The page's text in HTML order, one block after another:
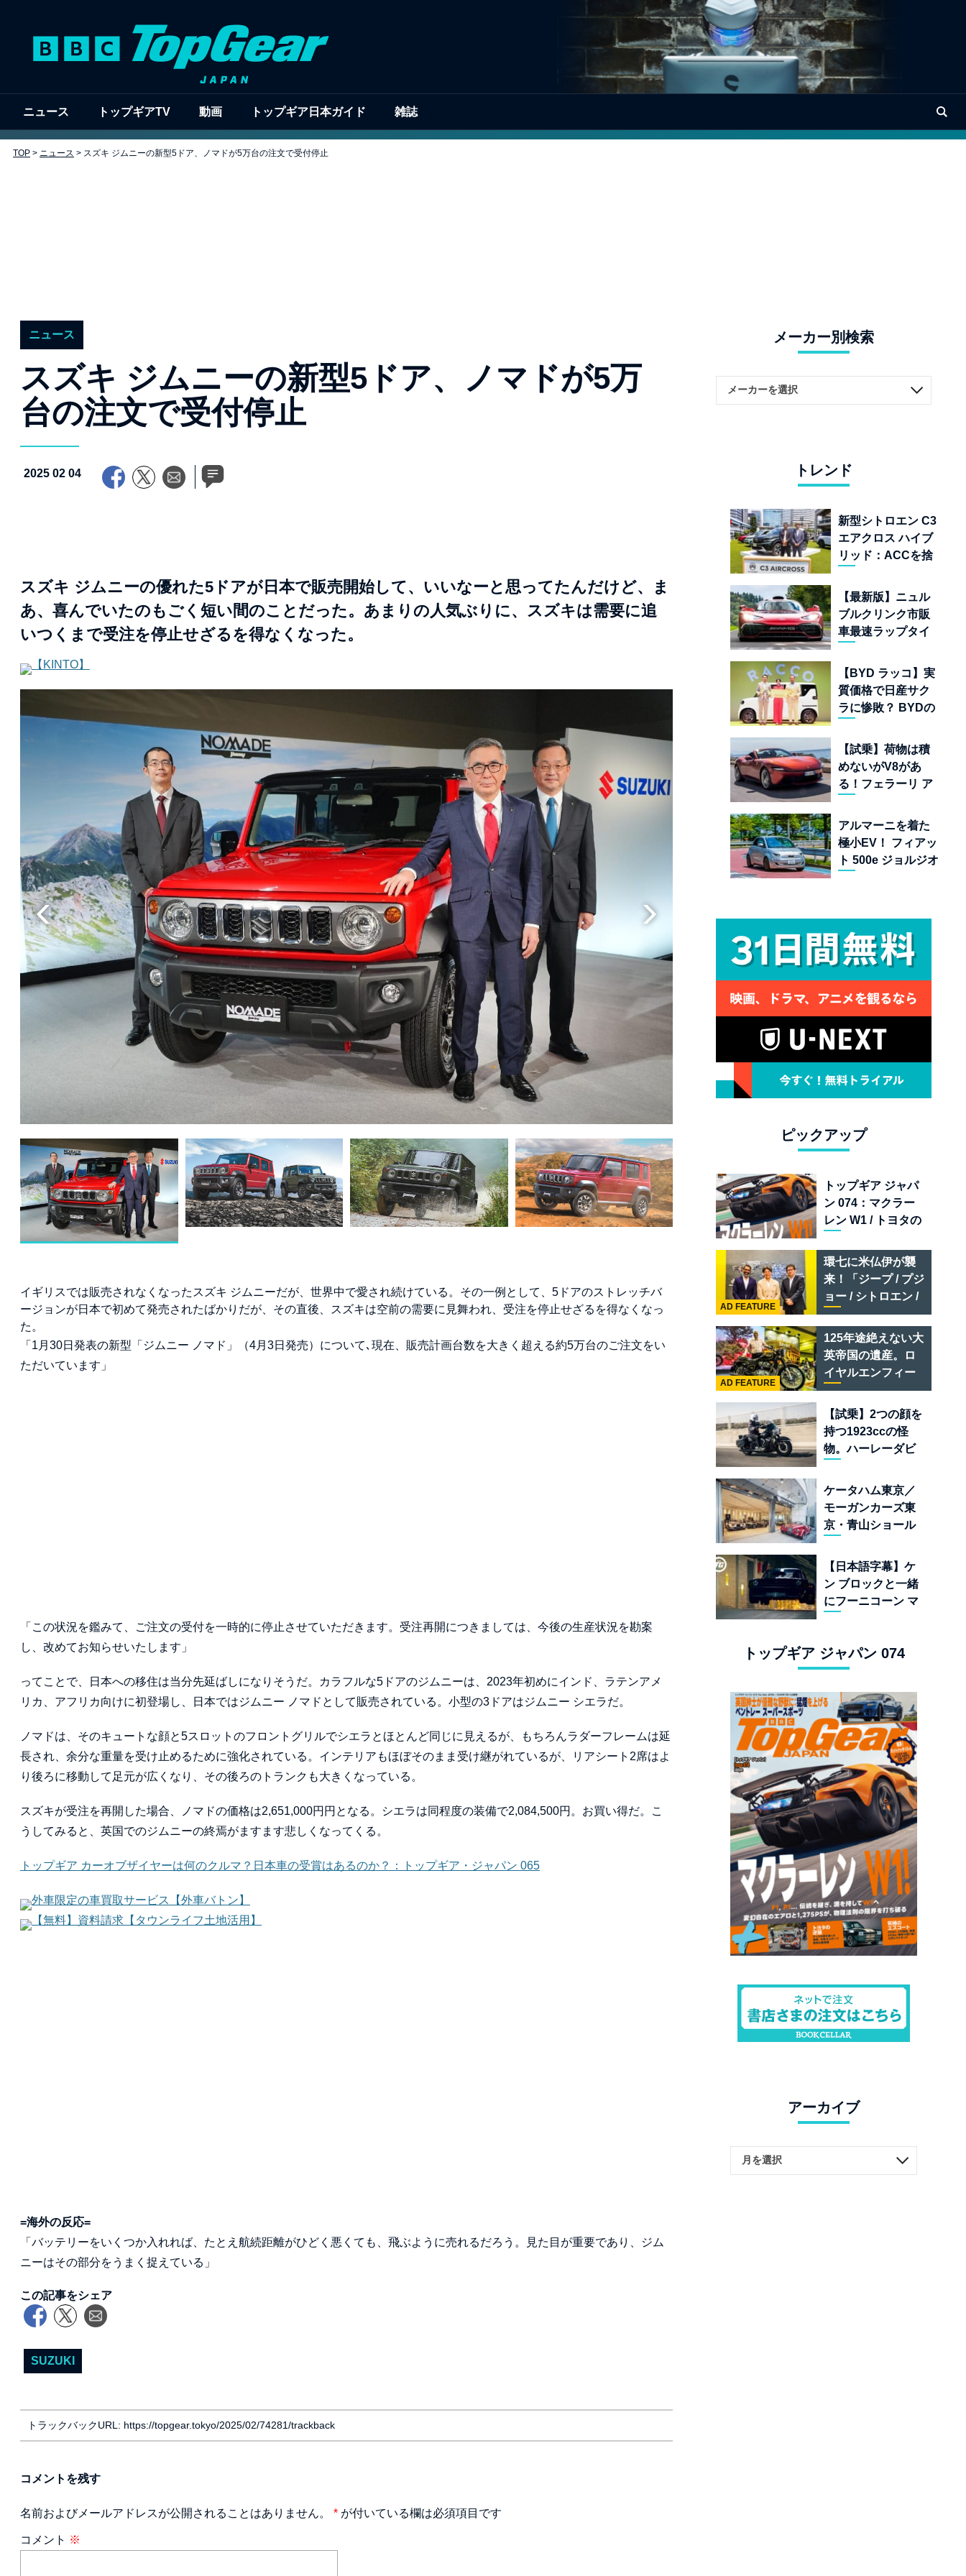
ニュース トップギアTV 動画 トップギア日本ガイド 雑誌
TOP > ニュース > スズキ ジムニーの新型5ドア、ノマドが5万台の注文で受付停止
ニュース
スズキ ジムニーの新型5ドア、ノマドが5万
台の注文で受付停止
2025 02 04
スズキ ジムニーの優れた5ドアが日本で販売開始して、いいなーと思ってたんだけど、ま
あ、喜んでいたのもごく短い間のことだった。あまりの人気ぶりに、スズキは需要に追
いつくまで受注を停止せざるを得なくなった。
【KINTO】
イギリスでは販売されなくなったスズキ ジムニーだが、世界中で愛され続けている。その一例として、5ドアのストレッチバ
ージョンが日本で初めて発売されたばかりだが、その直後、スズキは空前の需要に見舞われ、受注を停止せざるを得なくなっ
た。
「1月30日発表の新型「ジムニー ノマド」（4月3日発売）について､現在、販売計画台数を大きく超える約5万台のご注文をい
ただいています」
「この状況を鑑みて、ご注文の受付を一時的に停止させていただきます。受注再開につきましては、今後の生産状況を勘案
し、改めてお知らせいたします」
ってことで、日本への移住は当分先延ばしになりそうだ。カラフルな5ドアのジムニーは、2023年初めにインド、ラテンアメ
リカ、アフリカ向けに初登場し、日本ではジムニー ノマドとして販売されている。小型の3ドアはジムニー シエラだ。
ノマドは、そのキュートな顔と5スロットのフロントグリルでシエラとほとんど同じに見えるが、もちろんラダーフレームは延
長され、余分な重量を受け止めるために強化されている。インテリアもほぼそのまま受け継がれているが、リアシート2席はよ
り後ろに移動して足元が広くなり、その後ろのトランクも大きくなっている。
スズキが受注を再開した場合、ノマドの価格は2,651,000円円となる。シエラは同程度の装備で2,084,500円。お買い得だ。こ
うしてみると、英国でのジムニーの終焉がますます悲しくなってくる。
トップギア カーオブザイヤーは何のクルマ？日本車の受賞はあるのか？：トップギア・ジャパン 065
外車限定の車買取サービス【外車バトン】
【無料】資料請求【タウンライフ土地活用】
=海外の反応=
「バッテリーをいくつか入れれば、たとえ航続距離がひどく悪くても、飛ぶように売れるだろう。見た目が重要であり、ジム
ニーはその部分をうまく捉えている」
この記事をシェア
SUZUKI
トラックバックURL: https://topgear.tokyo/2025/02/74281/trackback
コメントを残す
名前およびメールアドレスが公開されることはありません。 * が付いている欄は必須項目です
コメント ※
メーカー別検索
トレンド
新型シトロエン C3
エアクロス ハイブ
リッド：ACCを捨
毯」を手に入れた
フランスの異端児
【最新版】ニュル
ブルクリンク市販
車最速ラップタイ
22台を一挙公開
【BYD ラッコ】実
質価格で日産サク
ラに惨敗？ BYDの
金ドーピング」の
異常な世界
【試乗】荷物は積
めないがV8があ
る！フェラーリ ア
ーが証明する純内
燃機関オープンカ
ーの至福
アルマーニを着た
極小EV！ フィアッ
ト 500e ジョルジオ
ピックアップ
トップギア ジャパ
ン 074：マクラー
レン W1 / トヨタの
ー戦略 /フェラーリ
849 テスタロッサ /
テメラリオ /ベント
レー スーパースポ
ーツ
環七に米仏伊が襲
来！「ジープ / プジ
ョー / シトロエン /
フィアット / アバル
ト足立」はクルマ
のセレクトショッ
プである
AD FEATURE
125年途絶えない大
英帝国の遺産。ロ
イヤルエンフィー
ルド責任者に訊
く、新型
「BULLET 650」
と“時間の質”を愛
する理由
AD FEATURE
【試乗】2つの顔を
持つ1923ccの怪
物。ハーレーダビ
ォーキーエイト
117」の深淵を覗く
ケータハム東京／
モーガンカーズ東
京・青山ショール
「移動手段」では
なく「人生」だ
【日本語字幕】ケ
ン ブロックと一緒
にフーニコーン マ
トップギア ジャパン 074
アーカイブ